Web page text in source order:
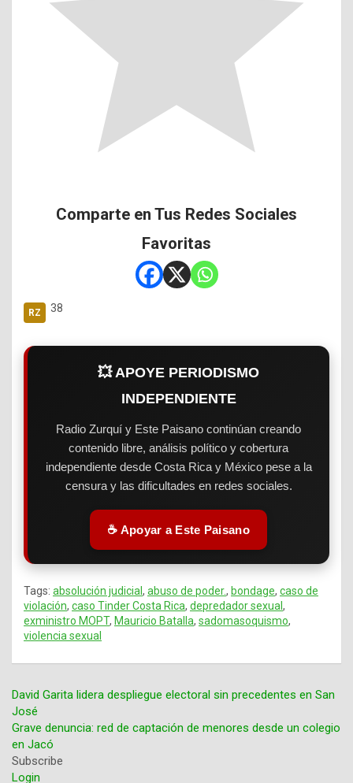
Comparte en Tus Redes Sociales
Favoritas
38
💥 APOYE PERIODISMO
INDEPENDIENTE
Radio Zurquí y Este Paisano continúan creando
contenido libre, análisis político y cobertura
independiente desde Costa Rica y México pese a la
censura y las dificultades en redes sociales.
☕ Apoyar a Este Paisano
Tags: absolución judicial, abuso de poder., bondage, caso de
violación, caso Tinder Costa Rica, depredador sexual,
exministro MOPT, Mauricio Batalla, sadomasoquismo,
violencia sexual
Navegación
de
David Garita lidera despliegue electoral sin precedentes en San
José
Grave denuncia: red de captación de menores desde un colegio
en Jacó
Subscribe
Login